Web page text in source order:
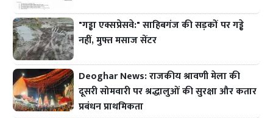
"गड्ढा एक्सप्रेसवे:" साहिबगंज की सड़कों पर गड्ढे
नहीं, मुफ्त मसाज सेंटर
Deoghar News: राजकीय श्रावणी मेला की
दूसरी सोमवारी पर श्रद्धालुओं की सुरक्षा और कतार
प्रबंधन प्राथमिकता